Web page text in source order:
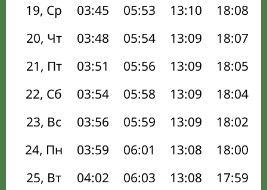
19, Ср
03:45 05:53 13:10 18:08
20, Чт
03:48 05:54 13:09 18:07
21, Пт
03:51 05:56 13:09 18:05
22, Сб
03:54 05:58 13:09 18:04
23, Вс
03:56 05:59 13:09 18:02
24, Пн
03:59 06:01 13:08 18:00
25, Вт
04:02 06:03 13:08 17:59